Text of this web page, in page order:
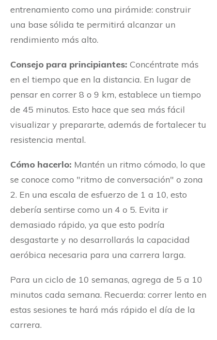
entrenamiento como una pirámide: construir
una base sólida te permitirá alcanzar un
rendimiento más alto.
Consejo para principiantes: Concéntrate más
en el tiempo que en la distancia. En lugar de
pensar en correr 8 o 9 km, establece un tiempo
de 45 minutos. Esto hace que sea más fácil
visualizar y prepararte, además de fortalecer tu
resistencia mental.
Cómo hacerlo: Mantén un ritmo cómodo, lo que
se conoce como "ritmo de conversación" o zona
2. En una escala de esfuerzo de 1 a 10, esto
debería sentirse como un 4 o 5. Evita ir
demasiado rápido, ya que esto podría
desgastarte y no desarrollarás la capacidad
aeróbica necesaria para una carrera larga.
Para un ciclo de 10 semanas, agrega de 5 a 10
minutos cada semana. Recuerda: correr lento en
estas sesiones te hará más rápido el día de la
carrera.